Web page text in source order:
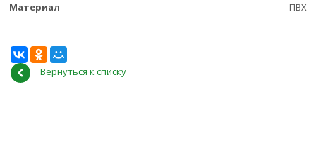
Материал
ПВХ
Вернуться к списку